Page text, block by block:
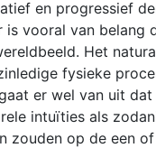
en progressief
is vooral van belang
Het
fysieke
er wel van uit
intuïties als
zouden op de een